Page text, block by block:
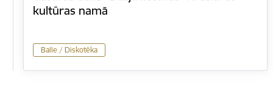
kultūras namā
Balle / Diskotēka